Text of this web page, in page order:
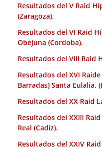
Resultados del V Raid
(Zaragoza).
Resultados del VI Raid
Obejuna (Cordoba).
Resultados del VIII Raid
Resultados del XVI
Barradas) Santa Eulalia.
Resultados del XX Raid
Resultados del XXIII
Real (Cadiz).
Resultados del XXIV